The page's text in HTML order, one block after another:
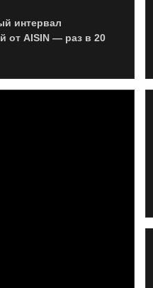
интервал
от AISIN — раз в 20